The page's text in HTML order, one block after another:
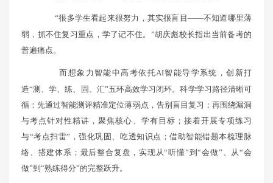
“很多学生看起来很努力，其实很盲目——不知道哪里薄
弱，抓不住复习重点，学了记不住。”胡庆彪校长指出当前备考的
普遍痛点。
而想象力智能中高考依托AI智能导学系统，创新打
造“测、学、练、固、汇”五环高效学习闭环。科学学习路径清晰可
循：先通过智能测评精准定位薄弱点，告别盲目复习；再围绕漏洞
与考点针对性精讲，聚焦核心、学有目标；接着开展专项练习
与“考点扫雷”，强化巩固、吃透知识点；借助智能错题本梳理脉
络、搭建体系；最后整合复盘，实现从“听懂”到“会做”、从“会
做”到“熟练得分”的完整跃升。